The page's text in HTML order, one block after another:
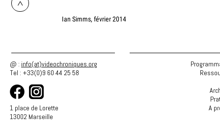
>
Ian Simms, février 2014
@ : info(at)videochroniques.org
Tel : +33(0)9 60 44 25 58
1 place de Lorette
13002 Marseille
A